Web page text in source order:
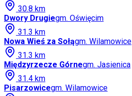
30.8 km
Dwory Drugiegm. Oświęcim
31.3 km
Nowa Wieś za Sołągm. Wilamowice
31.3 km
Międzyrzecze Górnegm. Jasienica
31.4 km
Pisarzowicegm. Wilamowice